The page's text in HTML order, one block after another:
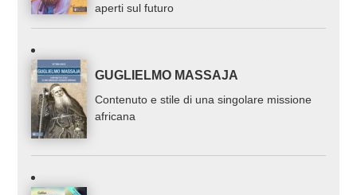
aperti sul futuro
GUGLIELMO MASSAJA
Contenuto e stile di una singolare missione
africana